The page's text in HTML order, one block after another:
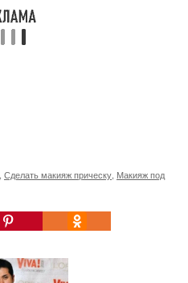
Сделать макияж прическу Макияж под